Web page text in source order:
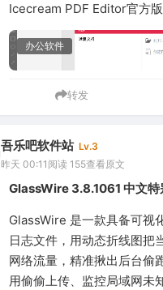
Icecream PDF Editor官方
办公软件
转发
吾乐吧软件站 Lv.3
昨天 00:11 阅读 155查看原文
GlassWire 3.8.1061 中文特
GlassWire 是一款具备可视
日志文件，用动态折线图把
网络流量，精准揪出后台偷
用偷偷上传、监控局域网未